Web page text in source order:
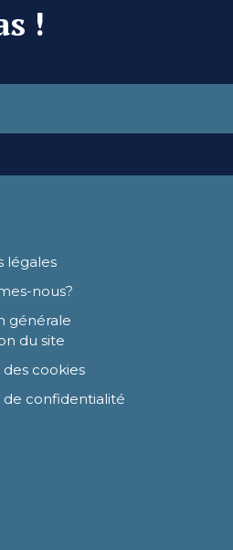
!
légales
nous?
générale
du site
cookies
de confidentialité